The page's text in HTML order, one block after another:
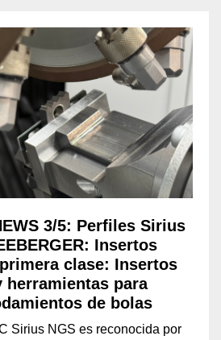
3/5: Perfiles Sirius
Insertos
clase: Insertos
herramientas para
de bolas
Sirius NGS es reconocida por